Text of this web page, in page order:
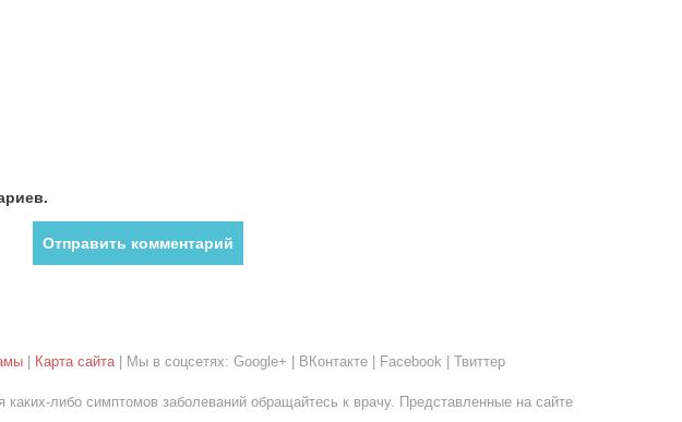
| Карта сайта| Мы в соцсетях: Google+ | ВКонтакте | Facebook | Твиттер
либо симптомов заболеваний обращайтесь к врачу. Представленные на сайте